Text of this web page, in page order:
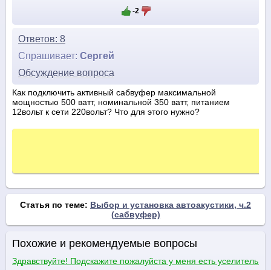
-2
Ответов: 8
Спрашивает: Сергей
Обсуждение вопроса
Как подключить активный сабвуфер максимальной
мощностью 500 ватт, номинальной 350 ватт, питанием
12вольт к сети 220вольт? Что для этого нужно?
Статья по теме: Выбор и установка автоакустики, ч.2
(сабвуфер)
Похожие и рекомендуемые вопросы
Здравствуйте! Подскажите пожалуйста у меня есть уселитель